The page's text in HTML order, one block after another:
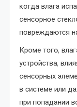
когда влага
сенсорное
повреждаются
Кроме того,
устройства,
сенсорных
в системе или
при попадании